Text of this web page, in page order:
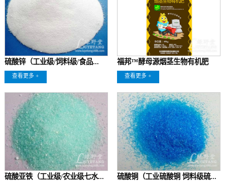
硫酸锌（工业级/饲料级/食品...
查看更多 +
福邦™酵母源烟茎生物有机肥
查看更多 +
硫酸亚铁（工业级/农业级七水... 硫酸铜（工业硫酸铜 饲料级硫...